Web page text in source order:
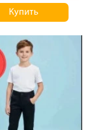
Купить